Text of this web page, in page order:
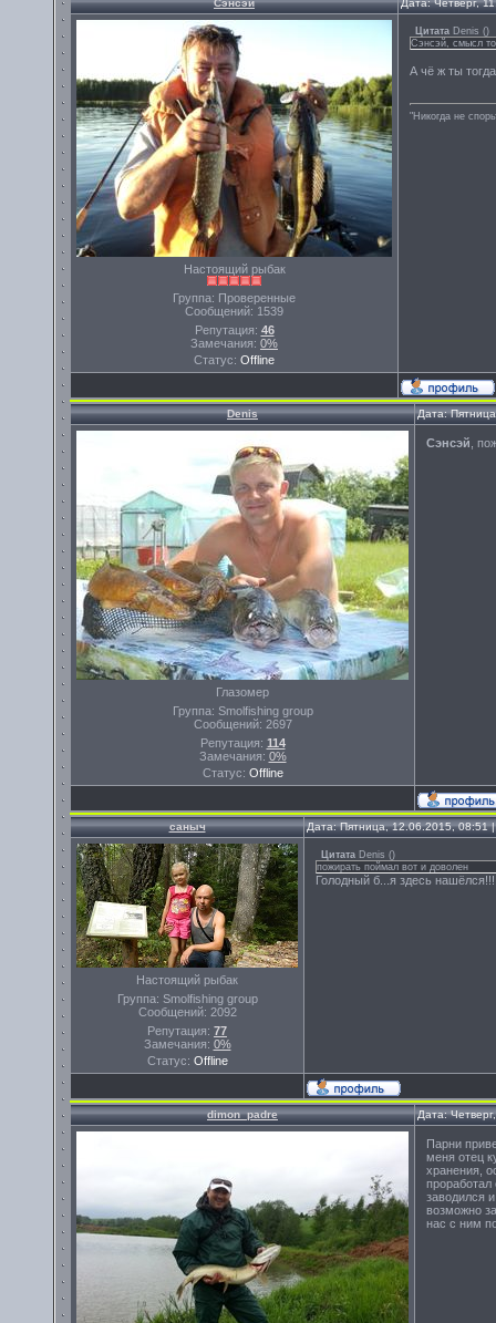
Сэнсэй Дата: Четверг,
Настоящий рыбак
Группа: Проверенные
Сообщений: 1539
Репутация: 46
Замечания: 0%
Статус: Offline
Цитата Denis ()
Сэнсэй, смысл
А чё ж ты
"Никогда не
Denis Дата:
Глазомер
Группа: Smolfishing group
Сообщений: 2697
Репутация: 114
Замечания: 0%
Статус: Offline
Сэнсэй ,
саныч Дата: Пятница, 12.06.2015,
Настоящий рыбак
Группа: Smolfishing group
Сообщений: 2092
Репутация: 77
Замечания: 0%
Статус: Offline
Цитата Denis ()
пожирать поймал вот и доволен
Голодный б...я здесь нашёлся!!!
dimon_padre Дата:
Парни
меня отец
хранения,
проработал
заводился
возможно
нас с ним